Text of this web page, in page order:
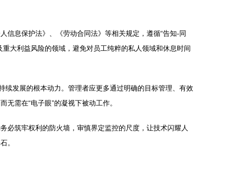
信息保护法》、《劳动合同法》等相关规定，遵循“告知-同
大利益风险的领域，避免对员工纯粹的私人领域和休息时间
续发展的根本动力。管理者应更多通过明确的目标管理、有效
需在“电子眼”的凝视下被动工作。
必筑牢权利的防火墙，审慎界定监控的尺度，让技术闪耀人
。